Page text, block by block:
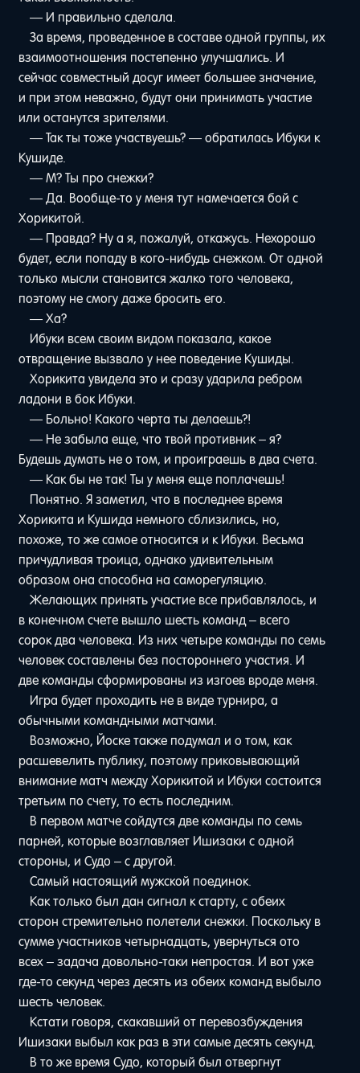
— И правильно сделала.
За время, проведенное в составе одной группы, их
взаимоотношения постепенно улучшались. И
сейчас совместный досуг имеет большее значение,
и при этом неважно, будут они принимать участие
или останутся зрителями.
— Так ты тоже участвуешь? — обратилась Ибуки к
Кушиде.
— М? Ты про снежки?
— Да. Вообще-то у меня тут намечается бой с
Хорикитой.
— Правда? Ну а я, пожалуй, откажусь. Нехорошо
будет, если попаду в кого-нибудь снежком. От одной
только мысли становится жалко того человека,
поэтому не смогу даже бросить его.
— Ха?
Ибуки всем своим видом показала, какое
отвращение вызвало у нее поведение Кушиды.
Хорикита увидела это и сразу ударила ребром
ладони в бок Ибуки.
— Больно! Какого черта ты делаешь?!
— Не забыла еще, что твой противник – я?
Будешь думать не о том, и проиграешь в два счета.
— Как бы не так! Ты у меня еще поплачешь!
Понятно. Я заметил, что в последнее время
Хорикита и Кушида немного сблизились, но,
похоже, то же самое относится и к Ибуки. Весьма
причудливая троица, однако удивительным
образом она способна на саморегуляцию.
Желающих принять участие все прибавлялось, и
в конечном счете вышло шесть команд – всего
сорок два человека. Из них четыре команды по семь
человек составлены без постороннего участия. И
две команды сформированы из изгоев вроде меня.
Игра будет проходить не в виде турнира, а
обычными командными матчами.
Возможно, Йоске также подумал и о том, как
расшевелить публику, поэтому приковывающий
внимание матч между Хорикитой и Ибуки состоится
третьим по счету, то есть последним.
В первом матче сойдутся две команды по семь
парней, которые возглавляет Ишизаки с одной
стороны, и Судо – с другой.
Самый настоящий мужской поединок.
Как только был дан сигнал к старту, с обеих
сторон стремительно полетели снежки. Поскольку в
сумме участников четырнадцать, увернуться ото
всех – задача довольно-таки непростая. И вот уже
где-то секунд через десять из обеих команд выбыло
шесть человек.
Кстати говоря, скакавший от перевозбуждения
Ишизаки выбыл как раз в эти самые десять секунд.
В то же время Судо, который был отвергнут